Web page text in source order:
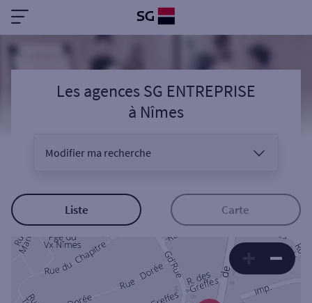
Les agences SG ENTREPRISE
à Nîmes
Modifier ma recherche
Sélectionnez votre recherche
Liste Carte